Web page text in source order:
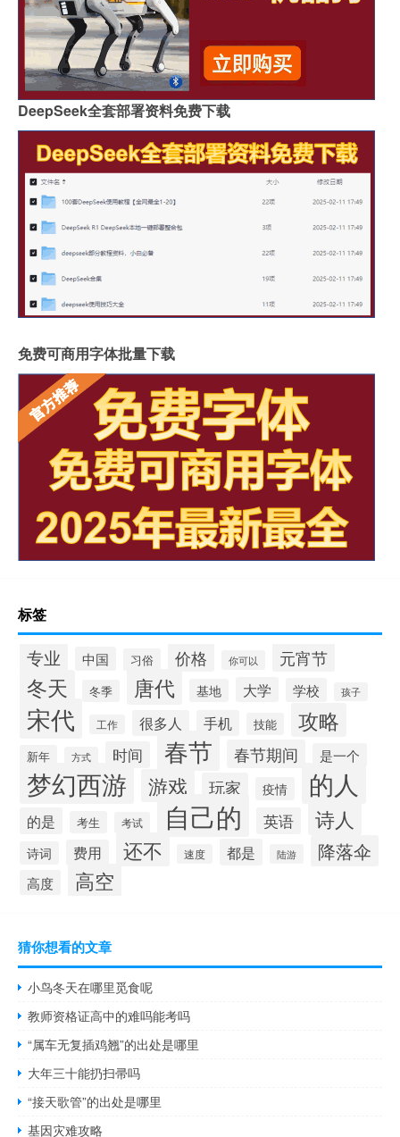
DeepSeek全套部署资料免费下载
免费可商用字体批量下载
标签
专业 中国 习俗 价格 你可以 元宵节
冬天 冬季 唐代 基地 大学 学校 孩子
宋代 工作 很多人 手机 技能 攻略
新年 方式 时间 春节 春节期间 是一个
梦幻西游 游戏 玩家 疫情 的人
的是 考生 考试 自己的 英语 诗人
诗词 费用 还不 速度 都是 陆游 降落伞
高度 高空
猜你想看的文章
小鸟冬天在哪里觅食呢
教师资格证高中的难吗能考吗
“属车无复插鸡翘”的出处是哪里
大年三十能扔扫帚吗
“接天歌管”的出处是哪里
基因灾难攻略